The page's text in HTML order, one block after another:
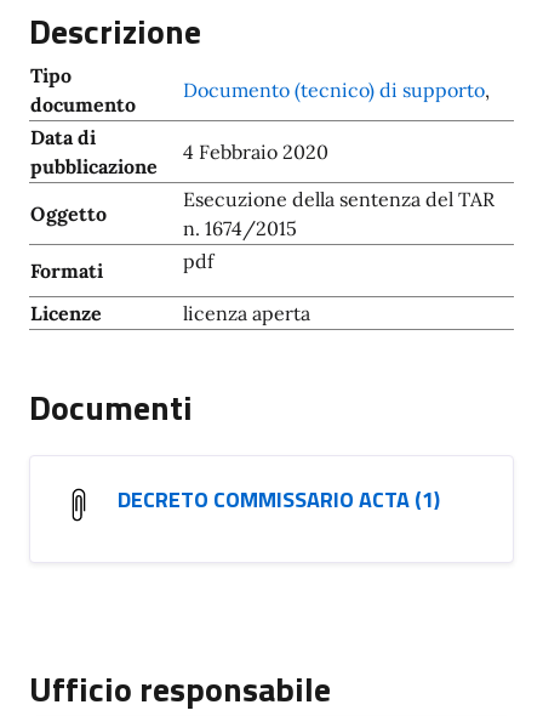
Descrizione
Tipo
documento
Documento (tecnico) di supporto,
Data di
pubblicazione
4 Febbraio 2020
Oggetto
Esecuzione della sentenza del TAR
n. 1674/2015
Formati
pdf
Licenze licenza aperta
Documenti
DECRETO COMMISSARIO ACTA (1)
Ufficio responsabile